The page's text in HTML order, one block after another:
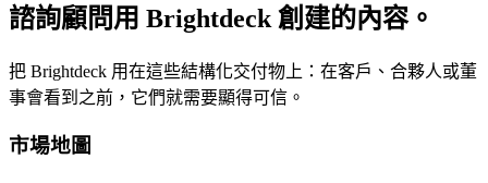
諮詢顧問用 Brightdeck 創建的內容。
把 Brightdeck 用在這些結構化交付物上：在客戶、合夥人或董
事會看到之前，它們就需要顯得可信。
市場地圖